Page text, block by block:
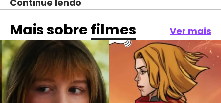
Continue lendo
Mais sobre filmes Ver mais